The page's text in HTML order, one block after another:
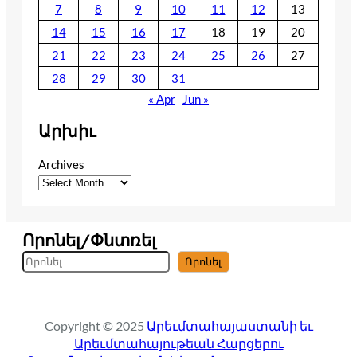
7 8 9 10 11 12
13
14
15 16 17 18 19
20
21
22 23 24 25 26
27
28
29 30
31
« Apr
Jun »
Արխիւ
Archives
Որոնել/Փնտռել
S
e
c
h
Որոնել
Copyright © 2025 Արեւմտահայաստանի եւ
Արեւմտահայութեան Հարցերու